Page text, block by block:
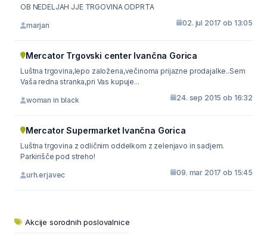
OB NEDELJAH JJE TRGOVINA ODPRTA
marjan 02. jul 2017 ob 13:05
Mercator Trgovski center Ivančna Gorica
Luštna trgovina,lepo založena,večinoma prijazne prodajalke..Sem
Vaša redna stranka,pri Vas kupuje...
woman in black 24. sep 2015 ob 16:32
Mercator Supermarket Ivančna Gorica
Luštna trgovina z odličnim oddelkom z zelenjavo in sadjem.
Parkirišče pod streho!
urh.erjavec 09. mar 2017 ob 15:45
Akcije sorodnih poslovalnice